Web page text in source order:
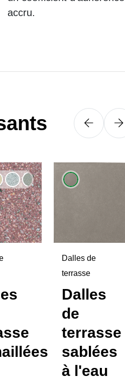
accru.
Dalles de
terrasse
Dalles
de
terrasse
sablées
à l'eau